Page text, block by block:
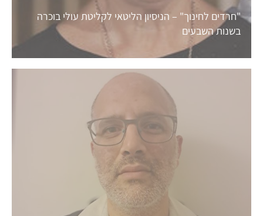
"חרדים לחינוך" – הניסיון הליטאי לקליטת עולי בוכרה
בשנות השבעים